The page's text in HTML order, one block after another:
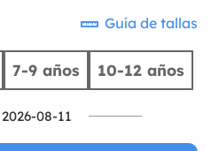
Guía de tallas
7-9 años 10-12 años
08-11